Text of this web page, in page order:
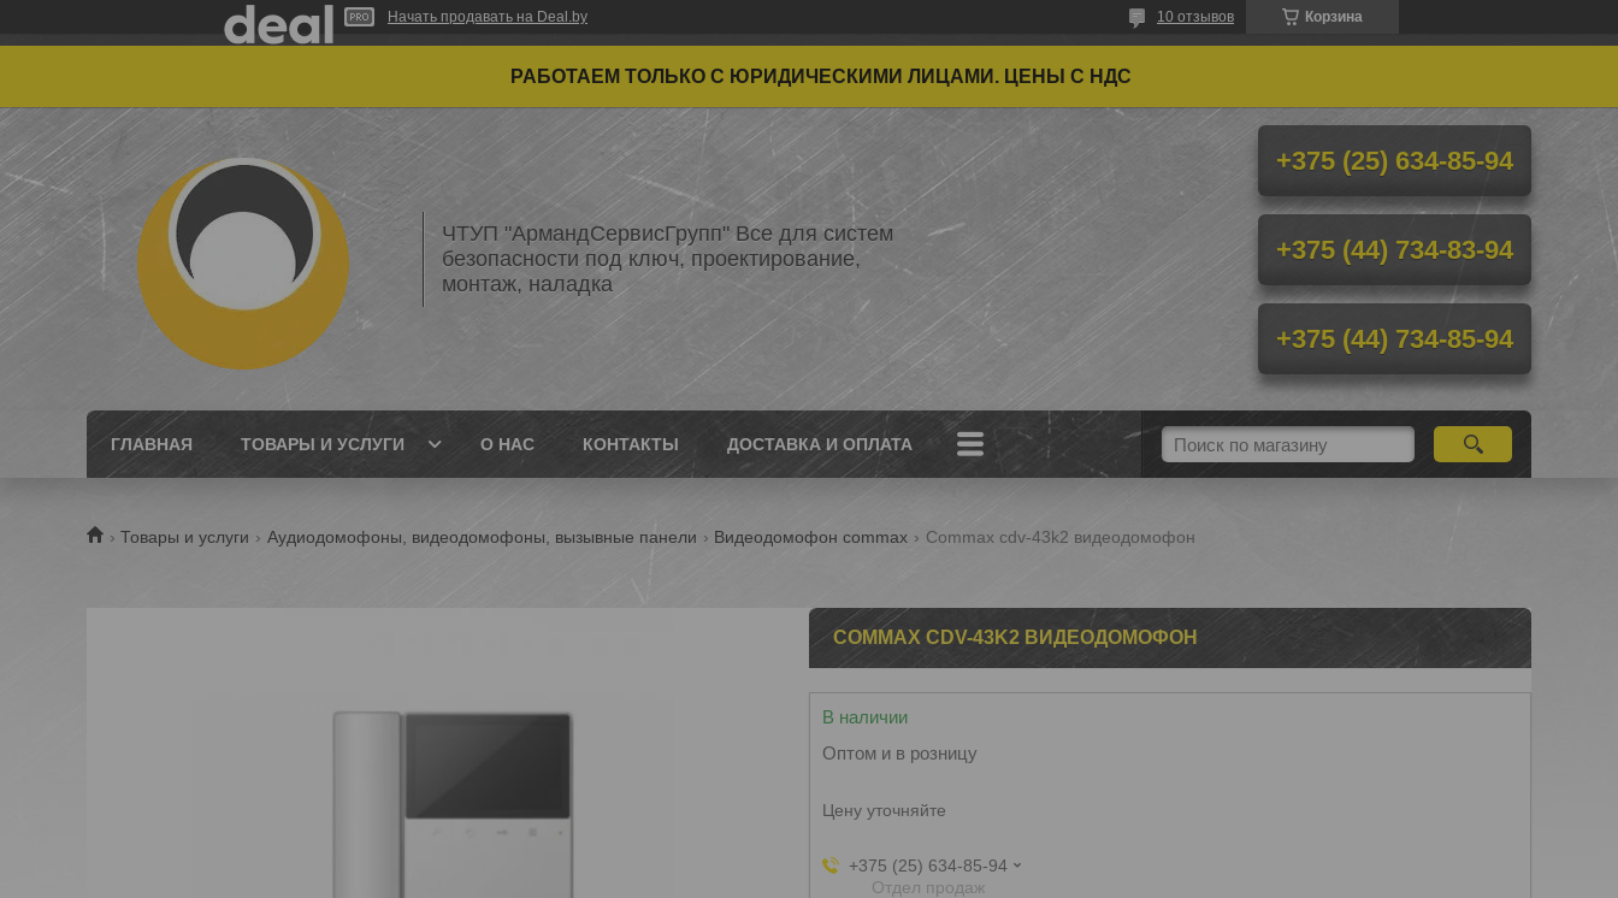
Начать продавать на Deal.by Корзина
10 отзывов
РАБОТАЕМ ТОЛЬКО С ЮРИДИЧЕСКИМИ ЛИЦАМИ. ЦЕНЫ С НДС
ЧТУП "АрмандСервисГрупп" Все для систем
безопасности под ключ, проектирование,
монтаж, наладка
+375 (25) 634-85-94
+375 (44) 734-83-94
+375 (44) 734-85-94
ГЛАВНАЯ ТОВАРЫ И УСЛУГИ О НАС КОНТАКТЫ ДОСТАВКА И ОПЛАТА
Товары и услуги Аудиодомофоны, видеодомофоны, вызывные панели Видеодомофон commax Commax cdv-43k2 видеодомофон
COMMAX CDV-43K2 ВИДЕОДОМОФОН
В наличии
Оптом и в розницу
Цену уточняйте
+375 (25) 634-85-94
Отдел продаж